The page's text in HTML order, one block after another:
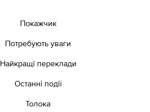
Покажчик
Потребують уваги
Найкращі переклади
Останні події
Толока